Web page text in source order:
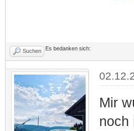
Suchen Es bedanken sich:
Mir
noch